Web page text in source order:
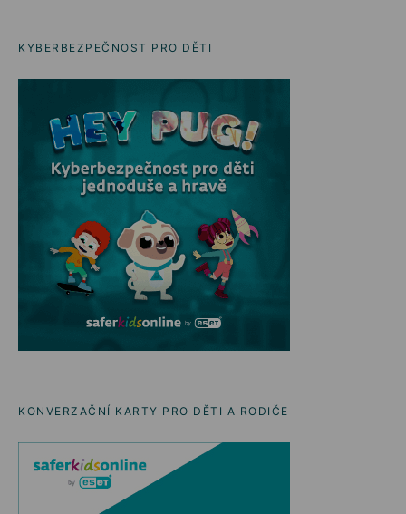
KYBERBEZPEČNOST PRO DĚTI
KONVERZAČNÍ KARTY PRO DĚTI A RODIČE